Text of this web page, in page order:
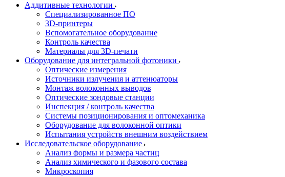
Аддитивные технологии
Специализированное ПО
3D-принтеры
Вспомогательное оборудование
Контроль качества
Материалы для 3D-печати
Оборудование для интегральной фотоники
Оптические измерения
Источники излучения и аттенюаторы
Монтаж волоконных выводов
Оптические зондовые станции
Инспекция / контроль качества
Системы позиционирования и оптомеханика
Оборудование для волоконной оптики
Испытания устройств внешним воздействием
Исследовательское оборудование
Анализ формы и размера частиц
Анализ химического и фазового состава
Микроскопия